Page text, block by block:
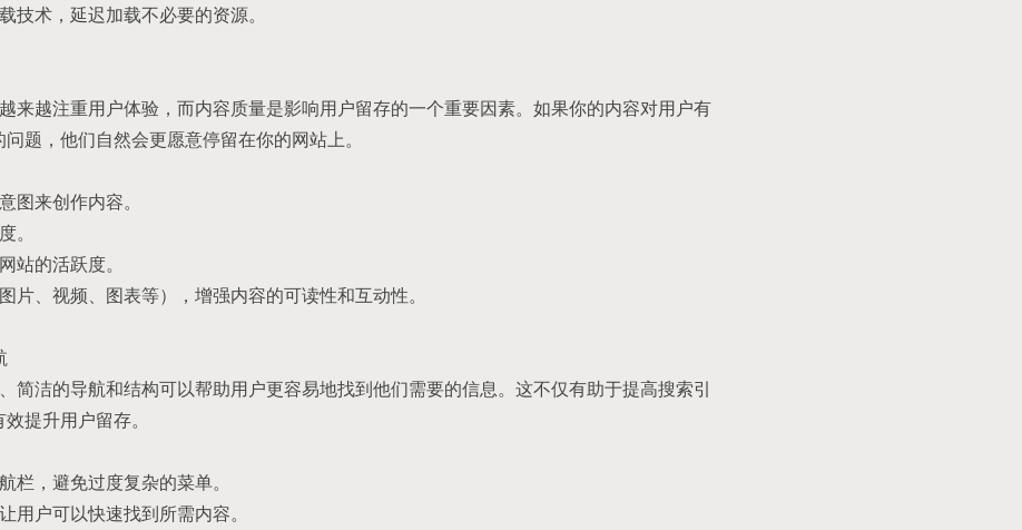
技术，延迟加载不必要的资源。
来越注重用户体验，而内容质量是影响用户留存的一个重要因素。如果你的内容对用户有
题，他们自然会更愿意停留在你的网站上。
图来创作内容。
。
站的活跃度。
片、视频、图表等），增强内容的可读性和互动性。
简洁的导航和结构可以帮助用户更容易地找到他们需要的信息。这不仅有助于提高搜索引
提升用户留存。
栏，避免过度复杂的菜单。
用户可以快速找到所需内容。